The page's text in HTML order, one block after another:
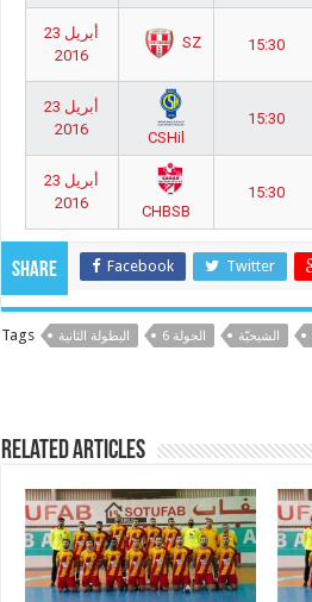
23 أبريل
2016
SZ
15:30
23 أبريل
2016
CSHil
15:30
23 أبريل
2016
CHBSB
15:30
Share Facebook Twitter
Tags البطولة الثانية الجولة 6 الشيحيّة
Related Articles